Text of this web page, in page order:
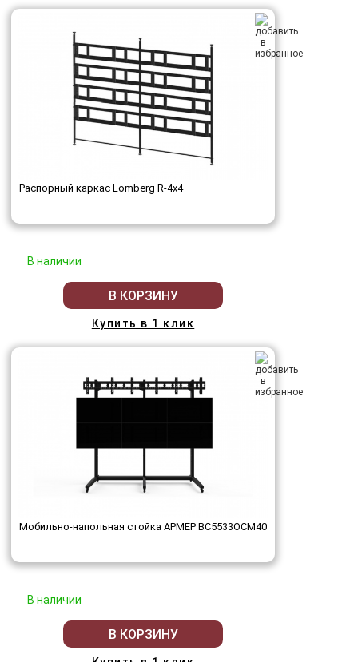
Распорный каркас Lomberg R-4х4
В наличии
В КОРЗИНУ
Купить в 1 клик
Мобильно-напольная стойка АРМЕР ВС5533ОСМ40
В наличии
В КОРЗИНУ